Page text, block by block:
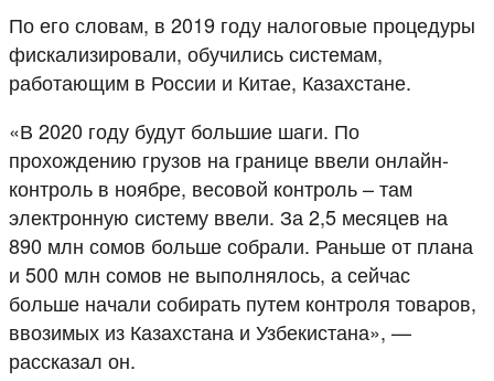
По его словам, в 2019 году налоговые процедуры
фискализировали, обучились системам,
работающим в России и Китае, Казахстане.
«В 2020 году будут большие шаги. По
прохождению грузов на границе ввели онлайн-
контроль в ноябре, весовой контроль – там
электронную систему ввели. За 2,5 месяцев на
890 млн сомов больше собрали. Раньше от плана
и 500 млн сомов не выполнялось, а сейчас
больше начали собирать путем контроля товаров,
ввозимых из Казахстана и Узбекистана», —
рассказал он.